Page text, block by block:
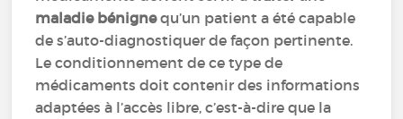
maladie bénignequ’un patient a été capable
de s’auto-diagnostiquer de façon pertinente.
Le conditionnement de ce type de
médicaments doit contenir des informations
adaptées à l’accès libre, c’est-à-dire que la